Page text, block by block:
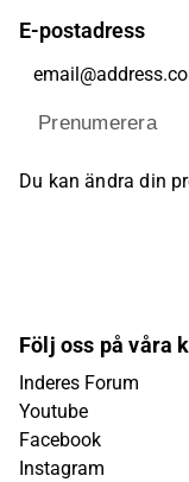
E-postadress
Prenumerera
Du kan ändra din
Följ oss på våra
Inderes Forum
Youtube
Facebook
Instagram